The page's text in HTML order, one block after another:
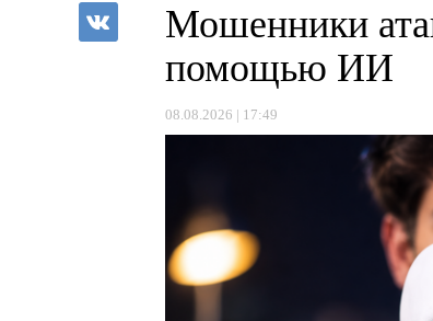
Мошенники
помощью ИИ
08.08.2026 | 17:49